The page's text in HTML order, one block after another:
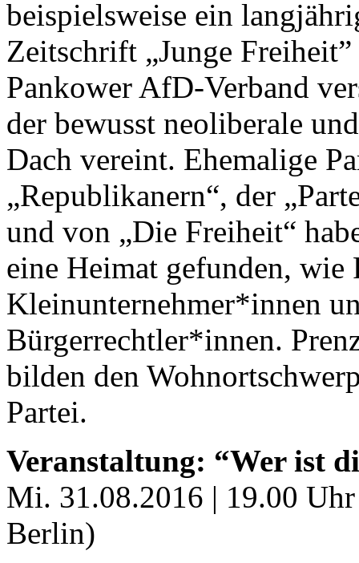
beispielsweise ein
Zeitschrift „Junge
Pankower AfD-Verband
der bewusst neoliberale
Dach vereint. Ehemalige
„Republikanern“, der
und von „Die Freiheit“
eine Heimat gefunden,
Kleinunternehmer*innen
Bürgerrechtler*innen.
bilden den
Partei.
Veranstaltung: “Wer ist
Mi. 31.08.2016 | 19.00
Berlin)